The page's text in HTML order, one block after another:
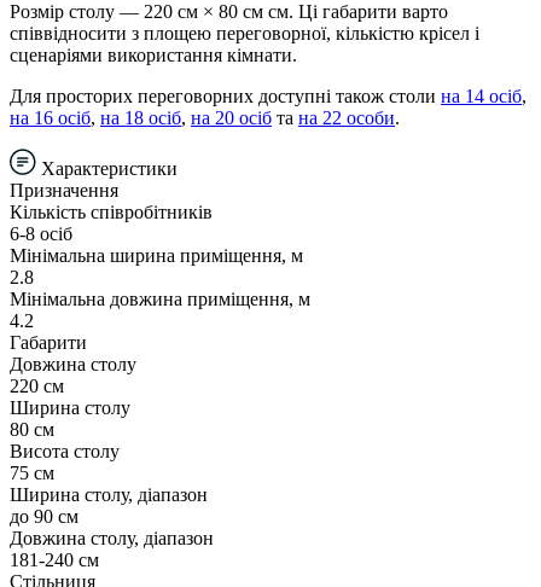
Розмір столу — 220 см × 80 см см. Ці габарити варто
співвідносити з площею переговорної, кількістю крісел і
сценаріями використання кімнати.
Для просторих переговорних доступні також столи на 14 осіб,
на 16 осіб, на 18 осіб, на 20 осіб та на 22 особи.
Характеристики
Призначення
Кількість співробітників
6-8 осіб
Мінімальна ширина приміщення, м
2.8
Мінімальна довжина приміщення, м
4.2
Габарити
Довжина столу
220 см
Ширина столу
80 см
Висота столу
75 см
Ширина столу, діапазон
до 90 см
Довжина столу, діапазон
181-240 см
Стільниця